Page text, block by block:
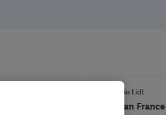
Negozio Lidl
Via San